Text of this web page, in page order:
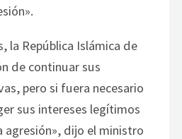
la República Islámica de
de continuar sus
pero si fuera necesario
sus intereses legítimos
agresión», dijo el ministro